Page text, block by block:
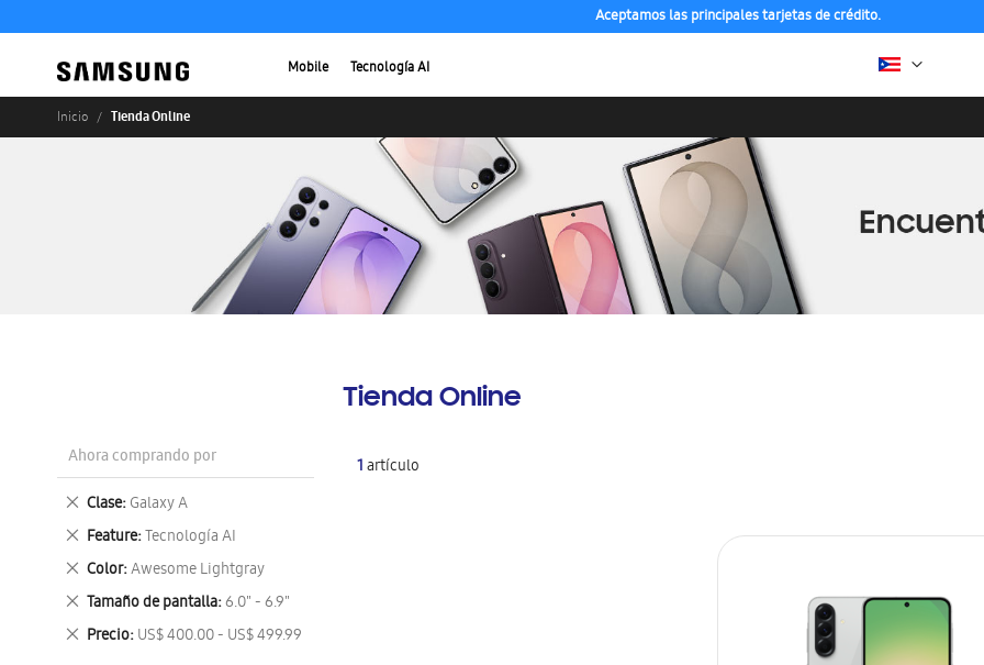
Aceptamos las principales tarjetas de crédito.
Mobile Tecnología AI
Inicio Tienda Online
Tienda Online
1artículo
Ahora comprando por
Clase Galaxy A
Eliminar
este
artículo
Feature Tecnología AI
Eliminar
este
artículo
Color Awesome Lightgray
Eliminar
este
artículo
Tamaño de pantalla 6.0" - 6.9"
Eliminar
este
artículo
Precio US$ 400.00 - US$ 499.99
Eliminar